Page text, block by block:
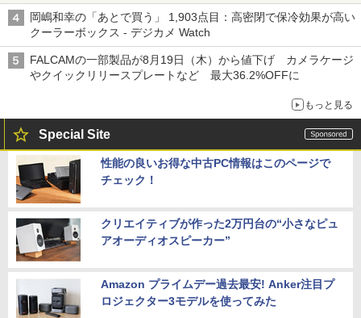
岡嶋和幸の「あとで買う」 1,903点目：高密閉で保冷効果が高い
クーラーボックス - デジカメ Watch
FALCAMの一部製品が8月19日（木）から値下げ カメラケージ
やクイックリリースプレートなど 最大36.2%OFFに
もっと見る
Special Site
性能の良いお得な中古PC情報はこのページで
チェック！
クリエイティブが作った2万円台の“小さなピュ
アオーディオスピーカー”
Amazon プライムデー過去最安! Anker注目プ
ロジェクター3モデルを使ってみた